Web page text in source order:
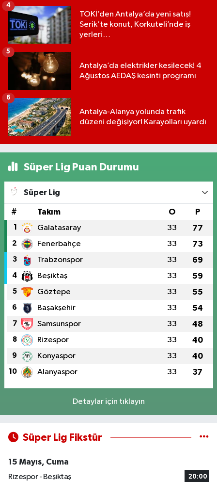
TOKİ’den Antalya’da yeni satış!
Serik’te konut, Korkuteli’nde iş
yerleri…
4
Antalya’da elektrikler kesilecek! 4
Ağustos AEDAŞ kesinti programı
5
Antalya-Alanya yolunda trafik
düzeni değişiyor! Karayolları uyardı
6
Süper Lig Puan Durumu
Süper Lig
# Takım O P
1 Galatasaray 33 77
2 Fenerbahçe 33 73
3 Trabzonspor 33 69
4 Beşiktaş 33 59
5 Göztepe 33 55
6 Başakşehir 33 54
7 Samsunspor 33 48
8 Rizespor 33 40
9 Konyaspor 33 40
10 Alanyaspor 33 37
Detaylar için tıklayın
Süper Lig Fikstür
15 Mayıs, Cuma
Rizespor - Beşiktaş
20:00